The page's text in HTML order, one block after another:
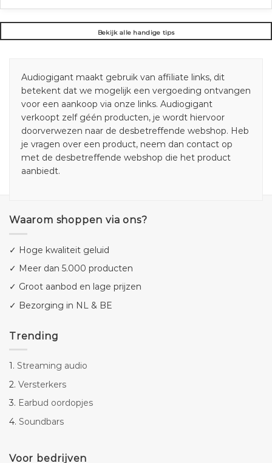
Bekijk alle handige tips
Audiogigant maakt gebruik van affiliate links, dit
betekent dat we mogelijk een vergoeding ontvangen
voor een aankoop via onze links. Audiogigant
verkoopt zelf géén producten, je wordt hiervoor
doorverwezen naar de desbetreffende webshop. Heb
je vragen over een product, neem dan contact op
met de desbetreffende webshop die het product
aanbiedt.
Waarom shoppen via ons?
✓ Hoge kwaliteit geluid
✓ Meer dan 5.000 producten
✓ Groot aanbod en lage prijzen
✓ Bezorging in NL & BE
Trending
1. Streaming audio
2. Versterkers
3. Earbud oordopjes
4. Soundbars
Voor bedrijven